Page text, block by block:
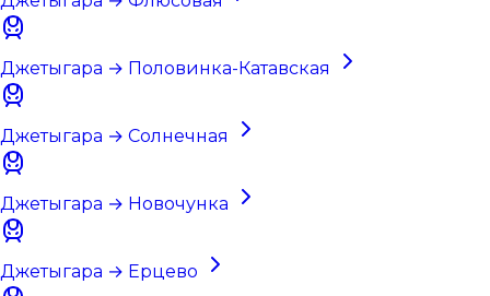
Джетыгара → Половинка-Катавская
Джетыгара → Солнечная
Джетыгара → Новочунка
Джетыгара → Ерцево